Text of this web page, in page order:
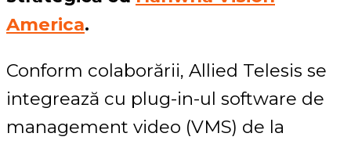
America.
Conform colaborării, Allied Telesis se
integrează cu plug-in-ul software de
management video (VMS) de la